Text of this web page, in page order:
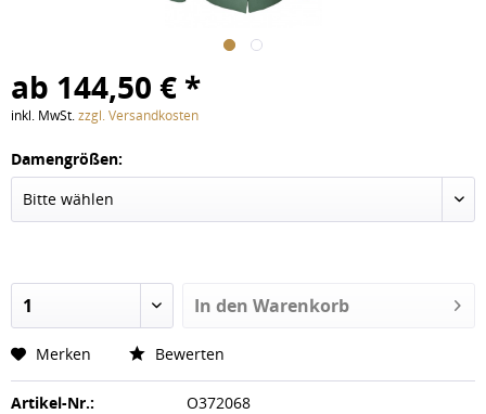
ab 144,50 € *
inkl. MwSt.zzgl. Versandkosten
Damengrößen:
In den Warenkorb
Merken Bewerten
Artikel-Nr.: O372068